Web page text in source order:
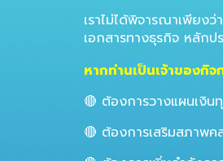
เราไม่ได้พิจารณาเพียง
เอกสารทางธุรกิจ หลักป
หากท่านเป็นเจ้าของกิ
🔴 ต้องการวางแผนเงิน
🔴 ต้องการเสริมสภาพค